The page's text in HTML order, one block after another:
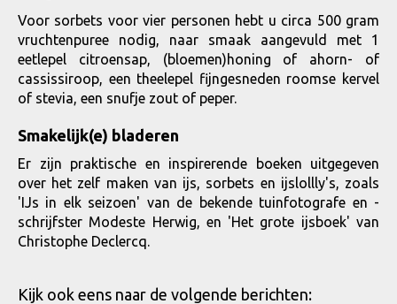
Voor sorbets voor vier personen hebt u circa 500 gram
vruchtenpuree nodig, naar smaak aangevuld met 1
eetlepel citroensap, (bloemen)honing of ahorn- of
cassissiroop, een theelepel fijngesneden roomse kervel
of stevia, een snufje zout of peper.
Smakelijk(e) bladeren
Er zijn praktische en inspirerende boeken uitgegeven
over het zelf maken van ijs, sorbets en ijslollly's, zoals
'IJs in elk seizoen' van de bekende tuinfotografe en -
schrijfster Modeste Herwig, en 'Het grote ijsboek' van
Christophe Declercq.
Kijk ook eens naar de volgende berichten: